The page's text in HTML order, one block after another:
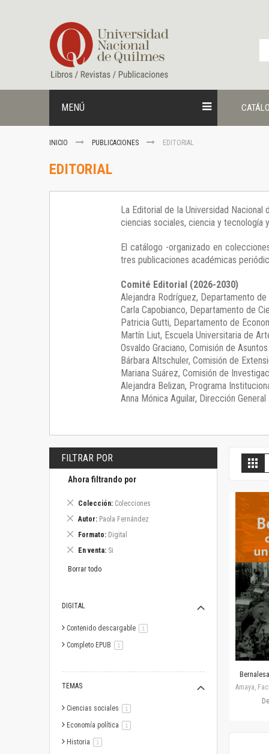
contenido
MENÚ
INICIO PUBLICACIONES EDITORIAL
EDITORIAL
La Editorial de la Universidad
ciencias sociales, ciencia y tecnología
El catálogo -organizado en
tres publicaciones académicas
Comité Editorial (2026-2030)
Alejandra Rodríguez, Departamento de
Carla Capobianco, Departamento de
Patricia Gutti, Departamento de
Martín Liut, Escuela Universitaria de
Osvaldo Graciano, Comisión de
Bárbara Altschuler, Comisión de
Mariana Suárez, Comisión de
Alejandra Belizan, Programa
Anna Mónica Aguilar, Dirección General
Amaya,
FILTRAR POR
Ahora filtrando por
Colección Colecciones
Eliminar
artículo
Autor Paola Fernández
Eliminar
artículo
Formato Digital
Eliminar
artículo
En venta Si
Eliminar
artículo
Borrar todo
DIGITAL
Contenido descargable 1
Completo EPUB 1
TEMAS
Ciencias sociales 1
Economía política 1
Historia 1